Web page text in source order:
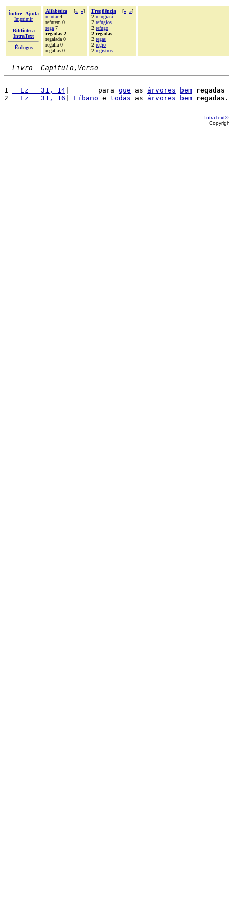
Índice
Ajuda
Imprimir
Biblioteca
IntraText
Èulogos
Alfabética [« »]
refutar4
refutem 0
rega 7
regadas 2
regalada 0
regalia 0
regalias 0
Freqüência [« »]
2 refugiará
2 refúgios
2 refugo
2 regadas
2 regas
2 régio
2 registros
Livro  Capítulo,Verso
1
  Ez   31, 14
|       para que as árvores bem regadas
2
  Ez   31, 16
Líbano e todas as árvores bem regadas
IntraText®